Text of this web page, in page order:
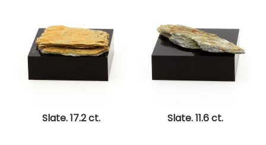
Slate. 17.2 ct. Slate. 11.6 ct.